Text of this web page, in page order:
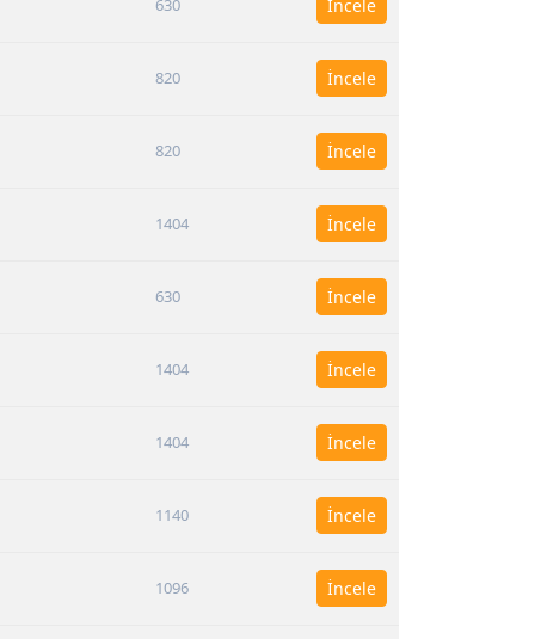
630 İncele
820 İncele
820 İncele
1404 İncele
630 İncele
1404 İncele
1404 İncele
1140 İncele
1096 İncele